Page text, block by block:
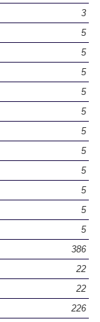
3
5
5
5
5
5
5
5
5
5
5
5
386
22
22
226